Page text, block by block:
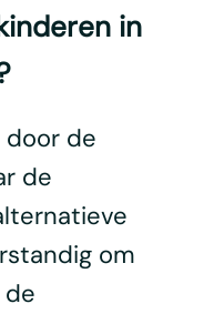
in
de
de
om